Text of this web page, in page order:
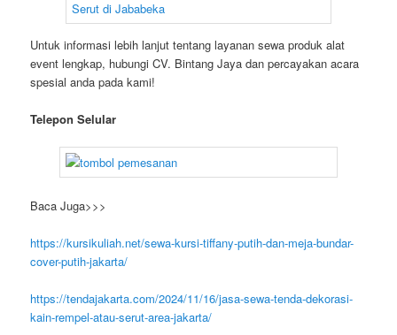
Untuk informasi lebih lanjut tentang layanan sewa produk alat
event lengkap, hubungi CV. Bintang Jaya dan percayakan acara
spesial anda pada kami!
Telepon Selular
Baca Juga>>>
https://kursikuliah.net/sewa-kursi-tiffany-putih-dan-meja-bundar-
cover-putih-jakarta/
https://tendajakarta.com/2024/11/16/jasa-sewa-tenda-dekorasi-
kain-rempel-atau-serut-area-jakarta/